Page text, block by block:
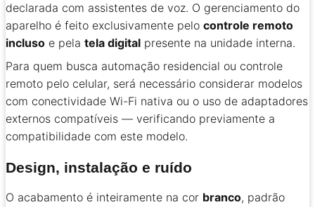
declarada com assistentes de voz. O gerenciamento do
aparelho é feito exclusivamente pelo controle remoto
incluso e pela tela digital presente na unidade interna.
Para quem busca automação residencial ou controle
remoto pelo celular, será necessário considerar modelos
com conectividade Wi-Fi nativa ou o uso de adaptadores
externos compatíveis — verificando previamente a
compatibilidade com este modelo.
Design, instalação e ruído
O acabamento é inteiramente na cor branco, padrão